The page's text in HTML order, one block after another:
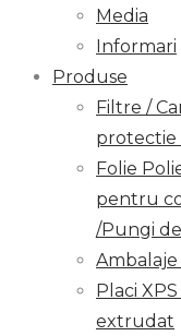
Media
Informari
Produse
Filtre /
protectie
Folie
pentru
/Pungi
Placi
extrudat